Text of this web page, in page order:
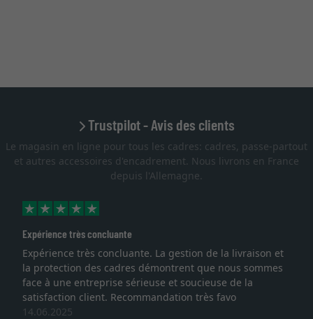
Trustpilot - Avis des clients
Le magasin en ligne pour tous les cadres: cadres, passe-partout
et autres accessoires d'encadrement. Nous livrons en France
depuis l'Allemagne.
Expérience très concluante
Expérience très concluante. La gestion de la livraison et
la protection des cadres démontrent que nous sommes
face à une entreprise sérieuse et soucieuse de la
satisfaction client. Recommandation très favo
14.06.2025